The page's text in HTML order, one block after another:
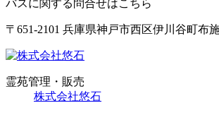
バスに関する問合せはこちら
〒651-2101 兵庫県神戸市西区伊川谷町布
霊苑管理・販売
株式会社悠石